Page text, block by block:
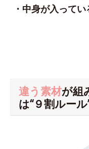
・中身が入って
違う素材が組
は“９割ルー